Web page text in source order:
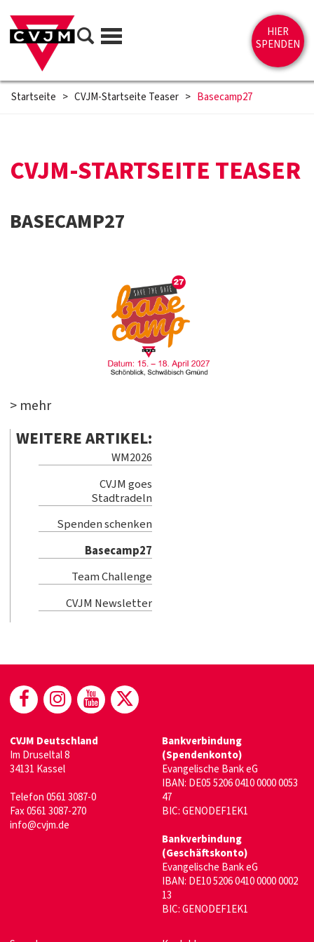
Direkt zum Inhalt springen
Suche
HIER
SPENDEN
Startseite > CVJM-Startseite Teaser > Basecamp27
CVJM-STARTSEITE TEASER
BASECAMP27
> mehr
WEITERE ARTIKEL:
WM2026
CVJM goes
Stadtradeln
Spenden schenken
Basecamp27
Team Challenge
CVJM Newsletter
(öffnet in neuem Fenster)
(öffnet in neuem Fenster)
(öffnet in neuem Fenster)
(öffnet in neuem
CVJM Deutschland
Im Druseltal 8
34131 Kassel
Telefon 0561 3087-0
Fax 0561 3087-270
info@cvjm.de
Bankverbindung
(Spendenkonto)
Evangelische Bank eG
IBAN: DE05 5206 0410 0000 0053
47
BIC: GENODEF1EK1
Bankverbindung
(Geschäftskonto)
Evangelische Bank eG
IBAN: DE10 5206 0410 0000 0002
13
BIC: GENODEF1EK1